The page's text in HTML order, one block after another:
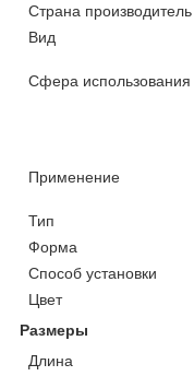
Страна производитель
Вид
Сфера использования
Применение
Тип
Форма
Способ установки
Цвет
Размеры
Длина